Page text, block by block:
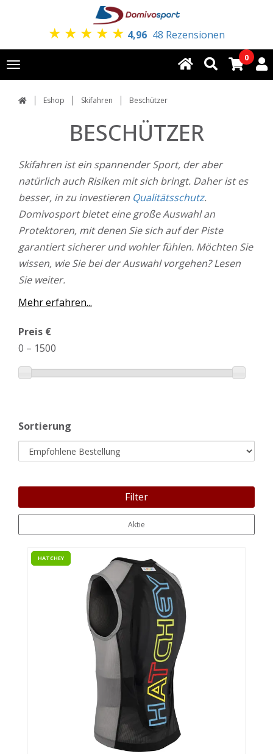
★ ★ ★ ★ ★ 4,96 48 Rezensionen
Toggle
navigation
0
Eshop Skifahren Beschützer
BESCHÜTZER
Skifahren ist ein spannender Sport, der aber
natürlich auch Risiken mit sich bringt. Daher ist es
besser, in zu investieren Qualitätsschutz.
Domivosport bietet eine große Auswahl an
Protektoren, mit denen Sie sich auf der Piste
garantiert sicherer und wohler fühlen. Möchten Sie
wissen, wie Sie bei der Auswahl vorgehen? Lesen
Sie weiter.
Mehr erfahren...
Preis €
0 – 1500
Sortierung
Filter
Aktie
HATCHEY